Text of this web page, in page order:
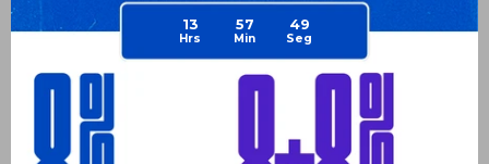
13 57 49
Productos que te pueden interesar